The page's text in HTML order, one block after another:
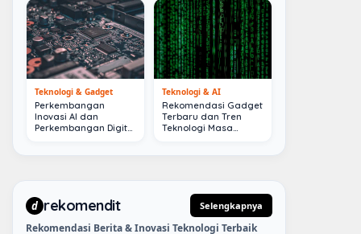
Teknologi & Gadget
Perkembangan
Inovasi AI dan
Perkembangan Digital
Teknologi & AI
Rekomendasi Gadget
Terbaru dan Tren
Teknologi Masa
d rekomendit Selengkapnya
Rekomendasi Berita & Inovasi Teknologi Terbaik